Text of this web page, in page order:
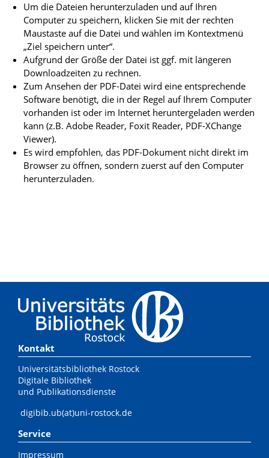
Um die Dateien herunterzuladen und auf Ihren
Computer zu speichern, klicken Sie mit der rechten
Maustaste auf die Datei und wählen im Kontextmenü
„Ziel speichern unter“.
Aufgrund der Größe der Datei ist ggf. mit längeren
Downloadzeiten zu rechnen.
Zum Ansehen der PDF-Datei wird eine entsprechende
Software benötigt, die in der Regel auf Ihrem Computer
vorhanden ist oder im Internet heruntergeladen werden
kann (z.B. Adobe Reader, Foxit Reader, PDF-XChange
Viewer).
Es wird empfohlen, das PDF-Dokument nicht direkt im
Browser zu öffnen, sondern zuerst auf den Computer
herunterzuladen.
Kontakt
Universitätsbibliothek Rostock
Digitale Bibliothek
und Publikationsdienste
digibib.ub(at)uni-rostock.de
Service
Impressum